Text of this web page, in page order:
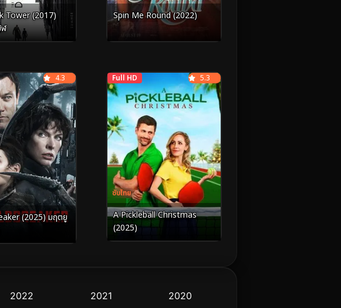
Tower (2017)
ฬ
Spin Me Round (2022)
4.3
(2025) มฤตยู
Full HD
ซับไทย
5.3
A Pickleball Christmas
(2025)
2022 2021
2020